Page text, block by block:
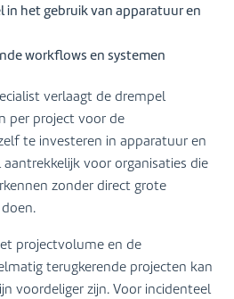
in het gebruik van apparatuur en
workflows en systemen
verlaagt de drempel
per project voor de
te investeren in apparatuur en
voor organisaties die
zonder direct grote
projectvolume en de
terugkerende projecten kan
voordeliger zijn. Voor incidenteel